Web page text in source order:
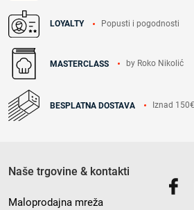
LOYALTY Popusti i pogodnosti
MASTERCLASS by Roko Nikolić
BESPLATNA DOSTAVA Iznad
Naše trgovine & kontakti
Maloprodajna mreža